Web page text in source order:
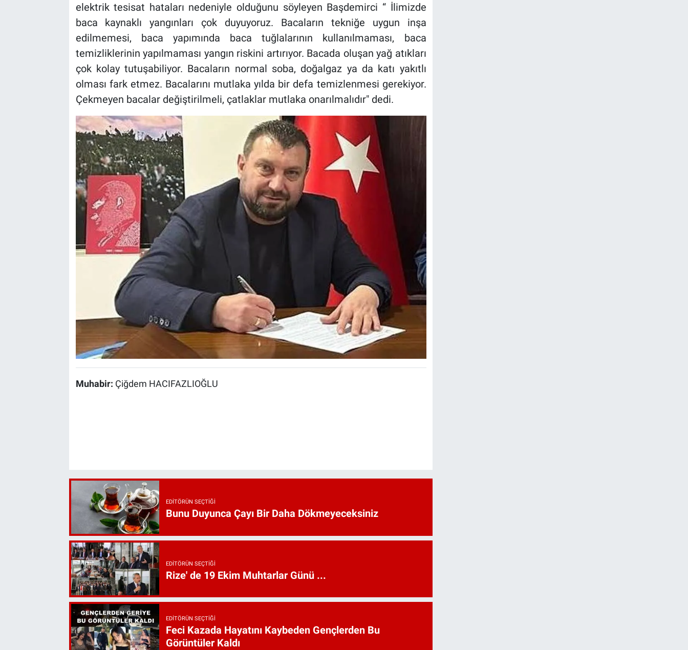
elektrik tesisat hataları nedeniyle olduğunu söyleyen Başdemirci “ İlimizde
baca kaynaklı yangınları çok duyuyoruz. Bacaların tekniğe uygun inşa
edilmemesi, baca yapımında baca tuğlalarının kullanılmaması, baca
temizliklerinin yapılmaması yangın riskini artırıyor. Bacada oluşan yağ atıkları
çok kolay tutuşabiliyor. Bacaların normal soba, doğalgaz ya da katı yakıtlı
olması fark etmez. Bacalarını mutlaka yılda bir defa temizlenmesi gerekiyor.
Çekmeyen bacalar değiştirilmeli, çatlaklar mutlaka onarılmalıdır" dedi.
Muhabir: Çiğdem HACIFAZLIOĞLU
EDITÖRÜN SEÇTIĞI
Bunu Duyunca Çayı Bir Daha Dökmeyeceksiniz
EDITÖRÜN SEÇTIĞI
Rize' de 19 Ekim Muhtarlar Günü ...
EDITÖRÜN SEÇTIĞI
Feci Kazada Hayatını Kaybeden Gençlerden Bu
Görüntüler Kaldı